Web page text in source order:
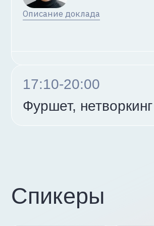
Политика конфиденциальности